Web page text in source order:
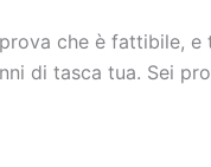
che è fattibile,
di tasca tua. Sei